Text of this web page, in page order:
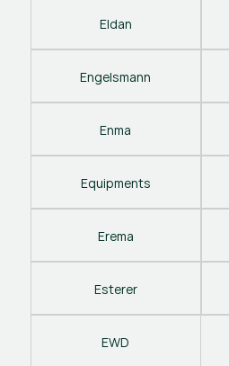
Eldan
Engelsmann
Enma
Equipments
Erema
Esterer
EWD